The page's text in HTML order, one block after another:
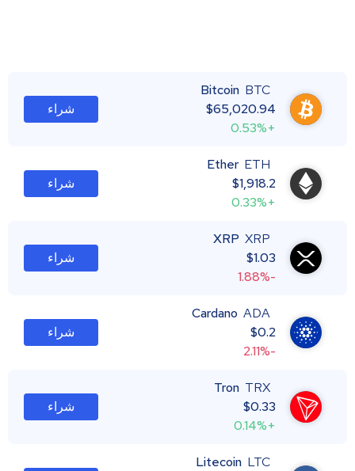
Bitcoin BTC
$65,020.94
+0.53%
شراء
Ether ETH
$1,918.2
+0.33%
شراء
XRP XRP
$1.03
-1.88%
شراء
Cardano ADA
$0.2
-2.11%
شراء
Tron TRX
$0.33
+0.14%
شراء
Litecoin LTC